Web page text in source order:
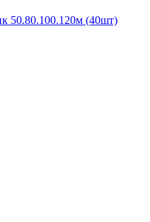
50.80.100.120м (40шт)